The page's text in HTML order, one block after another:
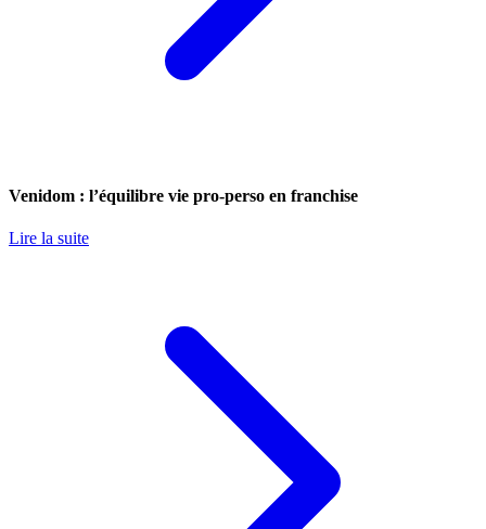
Venidom : l’équilibre vie pro-perso en franchise
Lire la suite